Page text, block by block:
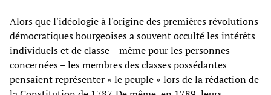
Alors que l'idéologie à l'origine des premières révolutions
démocratiques bourgeoises a souvent occulté les intérêts
individuels et de classe – même pour les personnes
concernées – les membres des classes possédantes
pensaient représenter « le peuple » lors de la rédaction de